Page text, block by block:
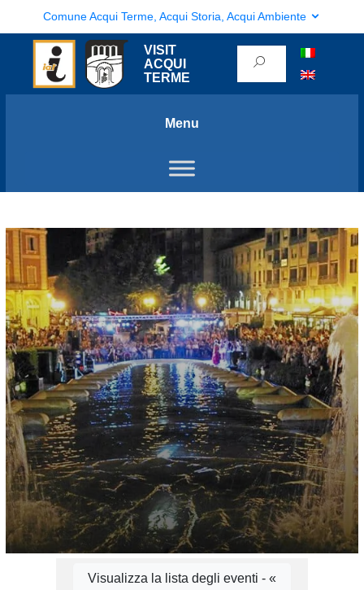
Comune Acqui Terme, Acqui Storia, Acqui Ambiente
VISIT
ACQUI
TERME
Menu
Visualizza la lista degli eventi - «